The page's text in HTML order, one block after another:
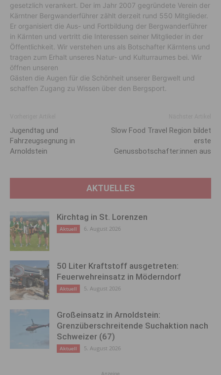
gesetzlich verankert. Der im Jahr 2007 gegründete Verein der
Kärntner Bergwanderführer zählt derzeit rund 550 Mitglieder.
Er organisiert die Aus- und Fortbildung der Bergwanderführer
in Kärnten und vertritt die Interessen seiner Mitglieder in der
Öffentlichkeit. Wir verstehen uns als Botschafter Kärntens und
tragen zum Erhalt unseres Natur- und Kulturraumes bei. Wir
öffnen unseren
Gästen die Augen für die Schönheit unserer Bergwelt und
schaffen Zugang zu Wissen über den Bergsport.
Jugendtag und
Fahrzeugsegnung in
Arnoldstein
Slow Food Travel Region bildet
erste
Genussbotschafter:innen aus
AKTUELLES
Kirchtag in St. Lorenzen
Aktuell 6. August 2026
50 Liter Kraftstoff ausgetreten:
Feuerwehreinsatz in Möderndorf
Aktuell 5. August 2026
Großeinsatz in Arnoldstein:
Grenzüberschreitende Suchaktion nach
Schweizer (67)
Aktuell 5. August 2026
Anzeige